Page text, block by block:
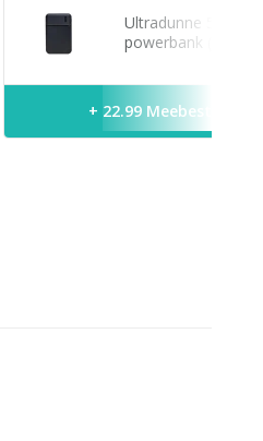
Ultradunne 5.000
powerbank (zwart)
+ 22.99 Meebestellen